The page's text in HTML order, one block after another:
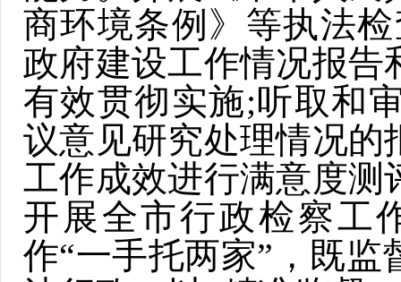
商环境条例》等执法
政府建设工作情况报告
有效贯彻实施;听取和
议意见研究处理情况的
工作成效进行满意度测
开展全市行政检察工
作“一手托两家”，既